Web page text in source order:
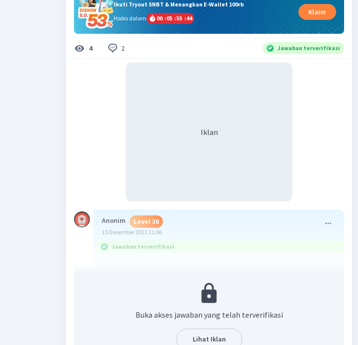
Ikuti Tryout SNBT & Menangkan E-Wallet 100rb
Habis dalam
00 :05 :55 :43
Klaim
4 2 Jawaban terverifikasi
Iklan
Anonim Level 30
15 Desember 2023 11:06
Jawaban terverifikasi
Ini adalah salah satu dari banyak dampak positif yang ditimbulkan
menjadi wilayah strategis dan berinteraksi dengan berbagai bangsa
lain. Perdagangan rempah-rempah juga mendorong kedatangan
Buka akses jawaban yang telah terverifikasi
Lihat Iklan